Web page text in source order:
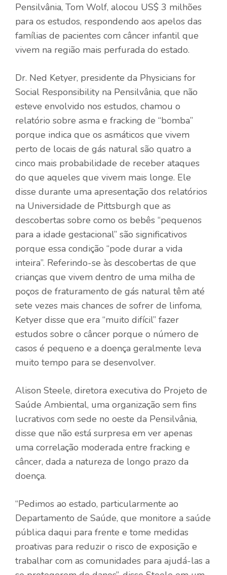
Pensilvânia, Tom Wolf, alocou US$ 3 milhões
para os estudos, respondendo aos apelos das
famílias de pacientes com câncer infantil que
vivem na região mais perfurada do estado.
Dr. Ned Ketyer, presidente da Physicians for
Social Responsibility na Pensilvânia, que não
esteve envolvido nos estudos, chamou o
relatório sobre asma e fracking de “bomba”
porque indica que os asmáticos que vivem
perto de locais de gás natural são quatro a
cinco mais probabilidade de receber ataques
do que aqueles que vivem mais longe. Ele
disse durante uma apresentação dos relatórios
na Universidade de Pittsburgh que as
descobertas sobre como os bebês “pequenos
para a idade gestacional” são significativos
porque essa condição “pode durar a vida
inteira”. Referindo-se às descobertas de que
crianças que vivem dentro de uma milha de
poços de fraturamento de gás natural têm até
sete vezes mais chances de sofrer de linfoma,
Ketyer disse que era “muito difícil” fazer
estudos sobre o câncer porque o número de
casos é pequeno e a doença geralmente leva
muito tempo para se desenvolver.
Alison Steele, diretora executiva do Projeto de
Saúde Ambiental, uma organização sem fins
lucrativos com sede no oeste da Pensilvânia,
disse que não está surpresa em ver apenas
uma correlação moderada entre fracking e
câncer, dada a natureza de longo prazo da
doença.
“Pedimos ao estado, particularmente ao
Departamento de Saúde, que monitore a saúde
pública daqui para frente e tome medidas
proativas para reduzir o risco de exposição e
trabalhar com as comunidades para ajudá-las a